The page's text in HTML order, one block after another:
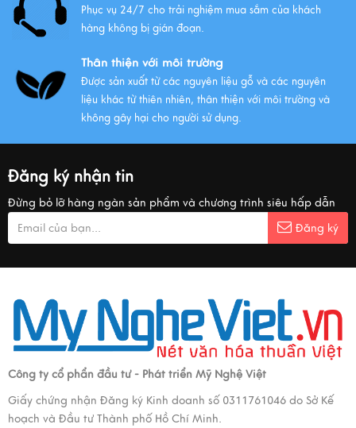
Phục vụ 24/7 cho trải nghiệm mua sắm của khách
hàng không bị gián đoạn.
Thân thiện với môi trường
Được sản xuất từ các nguyên liệu gỗ và các nguyên
liệu khác từ thiên nhiên, thân thiện với môi trường và
không gây hại cho người sử dụng.
Đăng ký nhận tin
Đừng bỏ lỡ hàng ngàn sản phẩm và chương trình siêu hấp dẫn
Đăng ký
Công ty cổ phẩn đầu tư - Phát triển Mỹ Nghệ Việt
Giấy chứng nhận Đăng ký Kinh doanh số 0311761046 do Sở Kế
hoạch và Đầu tư Thành phố Hồ Chí Minh.